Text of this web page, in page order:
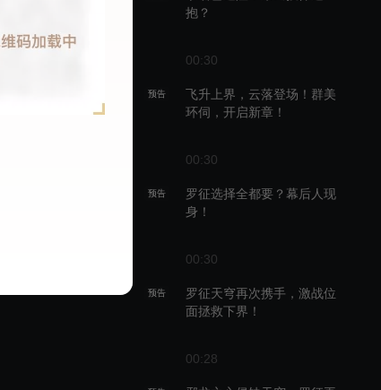
抱？
00:30
预告
飞升上界，云落登场！群美
环伺，开启新章！
00:30
预告
罗征选择全都要？幕后人现
身！
00:30
预告
罗征天穹再次携手，激战位
面拯救下界！
00:28